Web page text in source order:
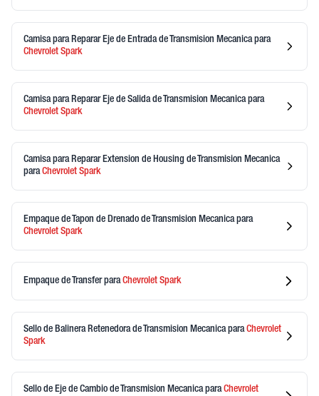
Camisa para Reparar Eje de Entrada de Transmision Mecanica para
Chevrolet Spark
Camisa para Reparar Eje de Salida de Transmision Mecanica para
Chevrolet Spark
Camisa para Reparar Extension de Housing de Transmision Mecanica
paraChevrolet Spark
Empaque de Tapon de Drenado de Transmision Mecanica para
Chevrolet Spark
Empaque de TransferparaChevrolet Spark
Sello de Balinera Retenedora de Transmision Mecanica paraChevrolet
Spark
Sello de Eje de Cambio de Transmision Mecanica paraChevrolet